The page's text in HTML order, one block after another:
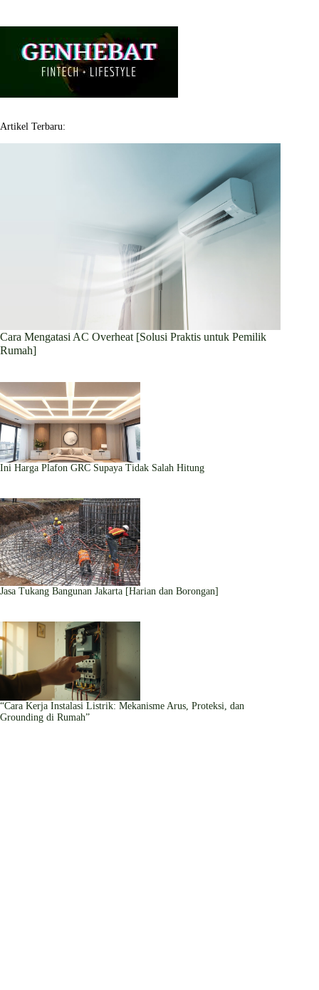
Artikel Terbaru:
Cara Mengatasi AC Overheat [Solusi Praktis untuk Pemilik
Rumah]
Ini Harga Plafon GRC Supaya Tidak Salah Hitung
Jasa Tukang Bangunan Jakarta [Harian dan Borongan]
“Cara Kerja Instalasi Listrik: Mekanisme Arus, Proteksi, dan
Grounding di Rumah”